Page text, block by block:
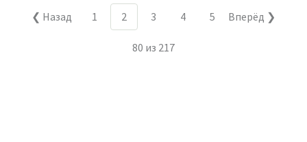
❮ Назад 1 2 3 4 5 Вперёд ❯
80 из 217